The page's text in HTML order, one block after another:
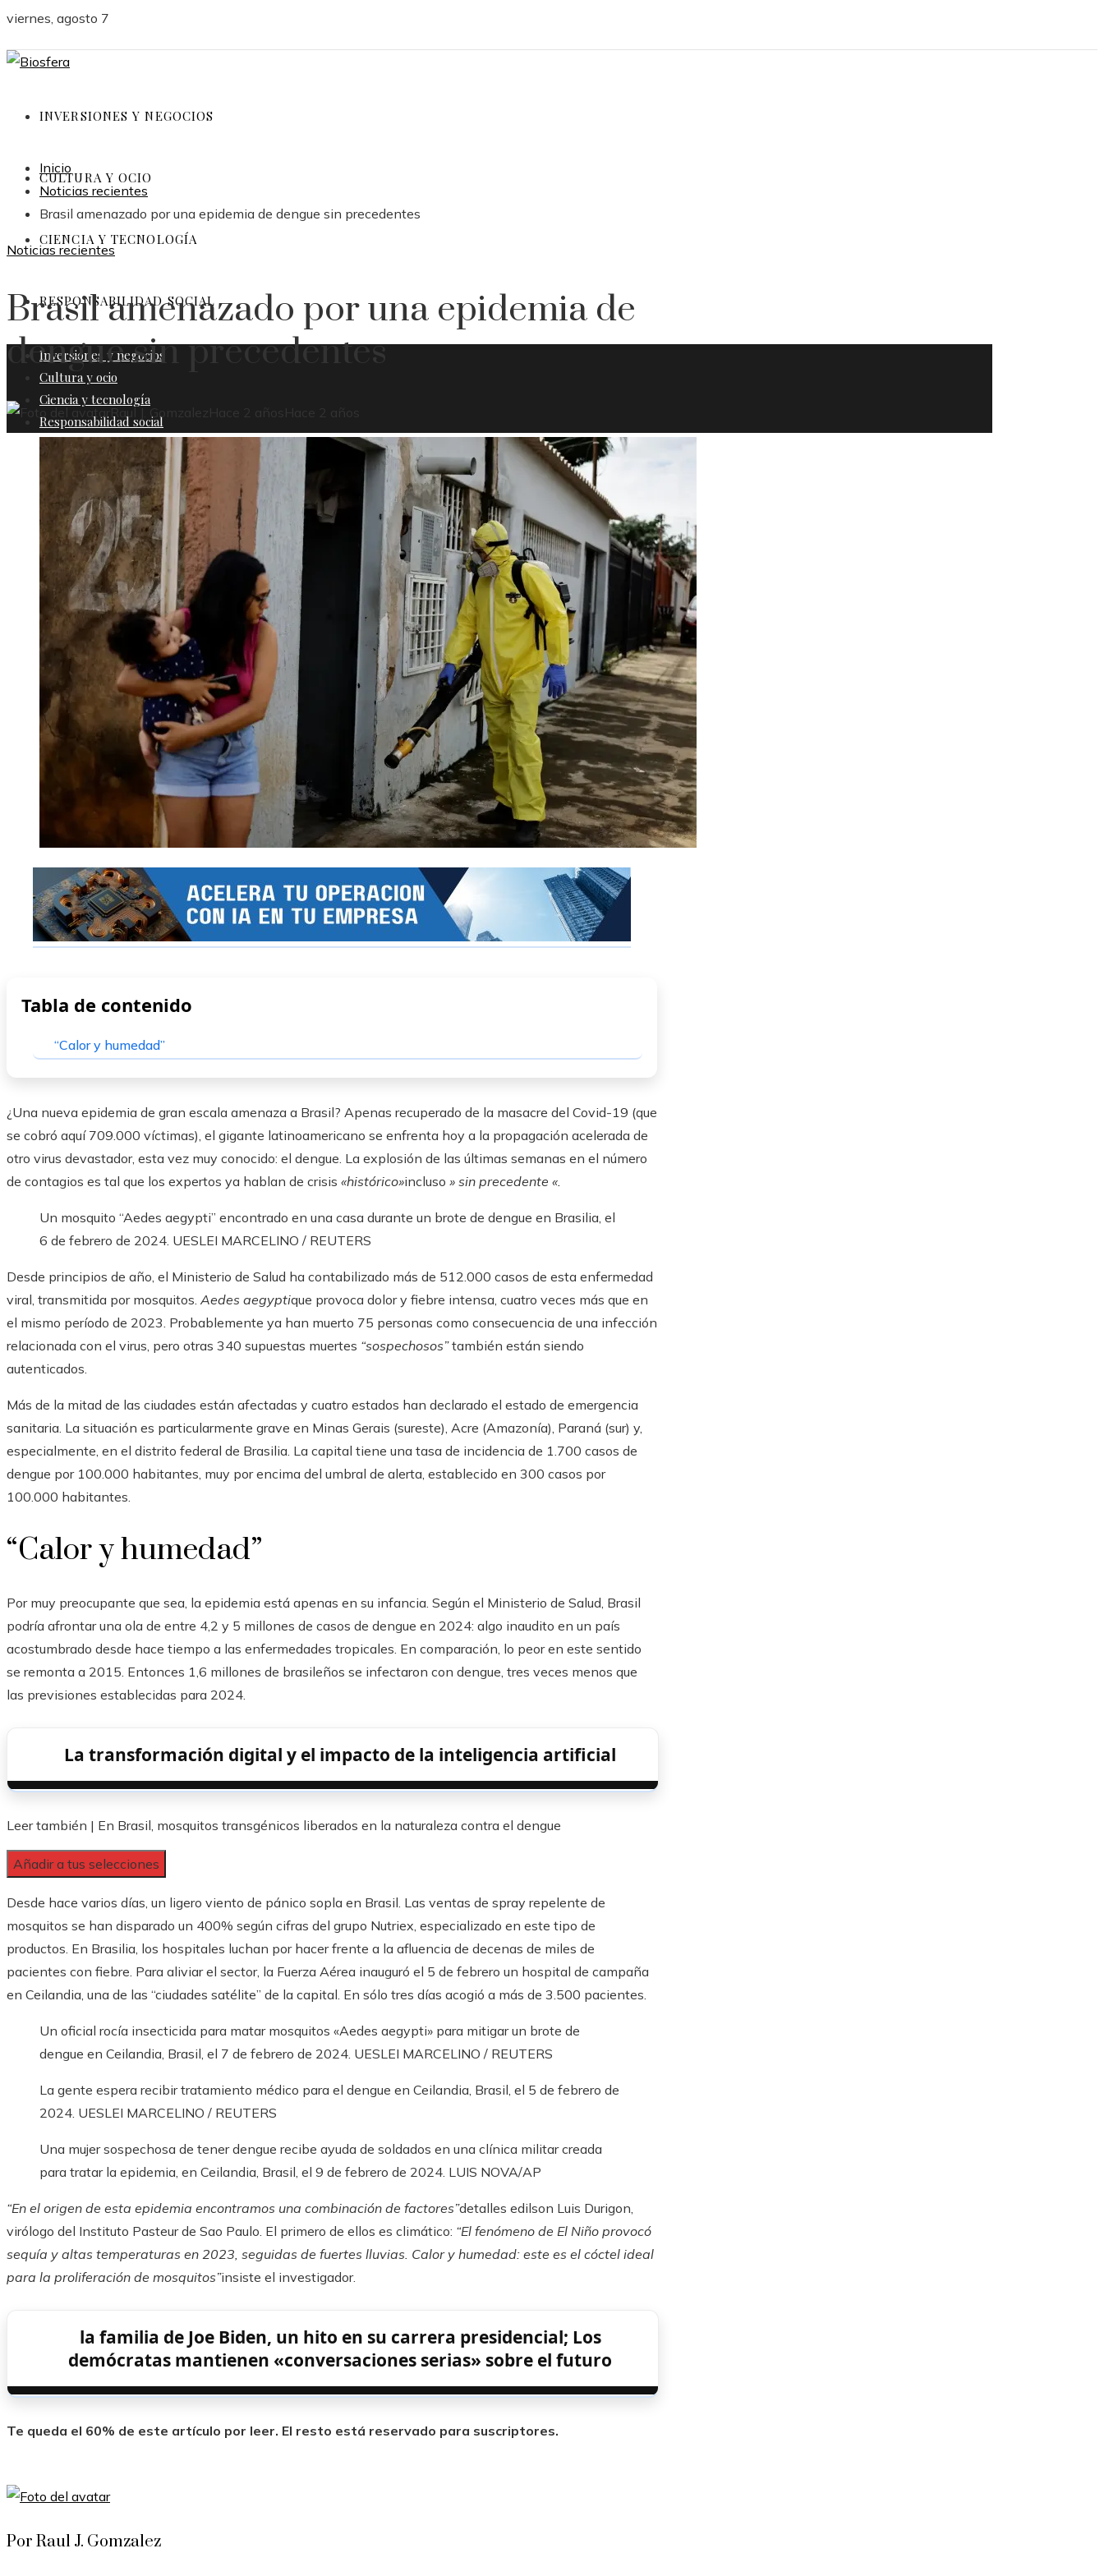
viernes, agosto 7
INVERSIONES Y NEGOCIOS
CULTURA Y OCIO
CIENCIA Y TECNOLOGÍA
RESPONSABILIDAD SOCIAL
Inversiones y negocios
Cultura y ocio
Ciencia y tecnología
Responsabilidad social
Inicio
Noticias recientes
Brasil amenazado por una epidemia de dengue sin precedentes
Noticias recientes
Brasil amenazado por una epidemia de
dengue sin precedentes
Raul J. Gomzalez Hace 2 años Hace 2 años
Tabla de contenido
“Calor y humedad”
¿Una nueva epidemia de gran escala amenaza a Brasil? Apenas recuperado de la masacre del Covid-19 (que
se cobró aquí 709.000 víctimas), el gigante latinoamericano se enfrenta hoy a la propagación acelerada de
otro virus devastador, esta vez muy conocido: el dengue. La explosión de las últimas semanas en el número
de contagios es tal que los expertos ya hablan de crisis «histórico»incluso » sin precedente «.
Un mosquito “Aedes aegypti” encontrado en una casa durante un brote de dengue en Brasilia, el
6 de febrero de 2024. UESLEI MARCELINO / REUTERS
Desde principios de año, el Ministerio de Salud ha contabilizado más de 512.000 casos de esta enfermedad
viral, transmitida por mosquitos. Aedes aegyptique provoca dolor y fiebre intensa, cuatro veces más que en
el mismo período de 2023. Probablemente ya han muerto 75 personas como consecuencia de una infección
relacionada con el virus, pero otras 340 supuestas muertes “sospechosos”también están siendo
autenticados.
Más de la mitad de las ciudades están afectadas y cuatro estados han declarado el estado de emergencia
sanitaria. La situación es particularmente grave en Minas Gerais (sureste), Acre (Amazonía), Paraná (sur) y,
especialmente, en el distrito federal de Brasilia. La capital tiene una tasa de incidencia de 1.700 casos de
dengue por 100.000 habitantes, muy por encima del umbral de alerta, establecido en 300 casos por
100.000 habitantes.
“Calor y humedad”
Por muy preocupante que sea, la epidemia está apenas en su infancia. Según el Ministerio de Salud, Brasil
podría afrontar una ola de entre 4,2 y 5 millones de casos de dengue en 2024: algo inaudito en un país
acostumbrado desde hace tiempo a las enfermedades tropicales. En comparación, lo peor en este sentido
se remonta a 2015. Entonces 1,6 millones de brasileños se infectaron con dengue, tres veces menos que
las previsiones establecidas para 2024.
La transformación digital y el impacto de la inteligencia artificial
Leer también | En Brasil, mosquitos transgénicos liberados en la naturaleza contra el dengue
Añadir a tus selecciones
Desde hace varios días, un ligero viento de pánico sopla en Brasil. Las ventas de spray repelente de
mosquitos se han disparado un 400% según cifras del grupo Nutriex, especializado en este tipo de
productos. En Brasilia, los hospitales luchan por hacer frente a la afluencia de decenas de miles de
pacientes con fiebre. Para aliviar el sector, la Fuerza Aérea inauguró el 5 de febrero un hospital de campaña
en Ceilandia, una de las “ciudades satélite” de la capital. En sólo tres días acogió a más de 3.500 pacientes.
Un oficial rocía insecticida para matar mosquitos «Aedes aegypti» para mitigar un brote de
dengue en Ceilandia, Brasil, el 7 de febrero de 2024. UESLEI MARCELINO / REUTERS
La gente espera recibir tratamiento médico para el dengue en Ceilandia, Brasil, el 5 de febrero de
2024. UESLEI MARCELINO / REUTERS
Una mujer sospechosa de tener dengue recibe ayuda de soldados en una clínica militar creada
para tratar la epidemia, en Ceilandia, Brasil, el 9 de febrero de 2024. LUIS NOVA/AP
“En el origen de esta epidemia encontramos una combinación de factores”detalles edilson Luis Durigon,
virólogo del Instituto Pasteur de Sao Paulo. El primero de ellos es climático: “El fenómeno de El Niño provocó
sequía y altas temperaturas en 2023, seguidas de fuertes lluvias. Calor y humedad: este es el cóctel ideal
para la proliferación de mosquitos”insiste el investigador.
la familia de Joe Biden, un hito en su carrera presidencial; Los
demócratas mantienen «conversaciones serias» sobre el futuro
Te queda el 60% de este artículo por leer. El resto está reservado para suscriptores.
Por Raul J. Gomzalez